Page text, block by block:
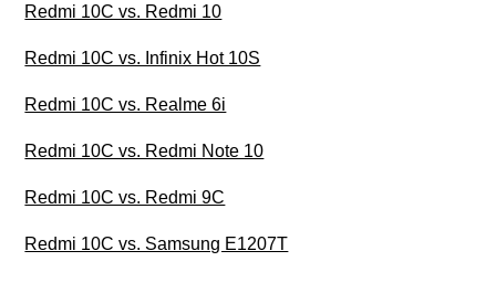
Redmi 10C vs. Redmi 10
Redmi 10C vs. Infinix Hot 10S
Redmi 10C vs. Realme 6i
Redmi 10C vs. Redmi Note 10
Redmi 10C vs. Redmi 9C
Redmi 10C vs. Samsung E1207T